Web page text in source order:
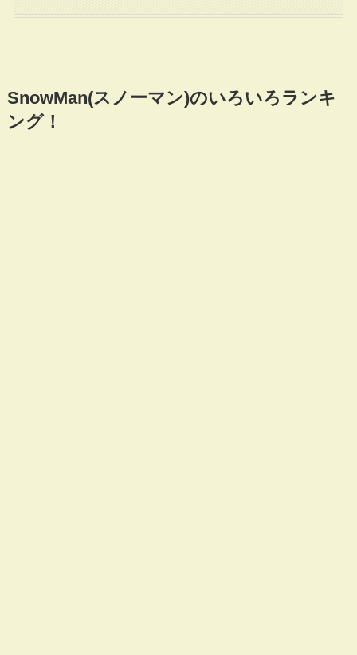
SnowMan(スノーマン)のいろいろランキ
ング！